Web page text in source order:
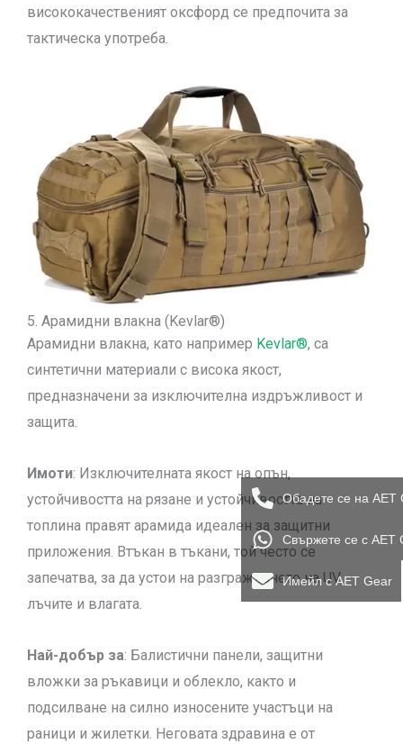
висококачественият оксфорд се предпочита за
тактическа употреба.
5. Арамидни влакна (Kevlar®)
Арамидни влакна, като например Kevlar®, са
синтетични материали с висока якост,
предназначени за изключителна издръжливост и
защита.
Имоти: Изключителната якост на опън,
устойчивостта на рязане и устойчивостта на
топлина правят арамида идеален за защитни
приложения. Втъкан в тъкани, той често се
запечатва, за да устои на разграждането на UV
лъчите и влагата.
Най-добър за: Балистични панели, защитни
вложки за ръкавици и облекло, както и
подсилване на силно износените участъци на
раници и жилетки. Неговата здравина е от
Обадете се на AET
Свържете се с AET
Имейл с AET Gear